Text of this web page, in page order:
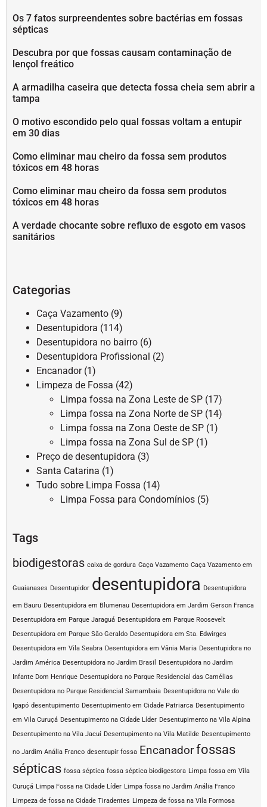
Os 7 fatos surpreendentes sobre bactérias em fossas
sépticas
Descubra por que fossas causam contaminação de
lençol freático
A armadilha caseira que detecta fossa cheia sem abrir a
tampa
O motivo escondido pelo qual fossas voltam a entupir
em 30 dias
Como eliminar mau cheiro da fossa sem produtos
tóxicos em 48 horas
Como eliminar mau cheiro da fossa sem produtos
tóxicos em 48 horas
A verdade chocante sobre refluxo de esgoto em vasos
sanitários
Categorias
Caça Vazamento (9)
Desentupidora (114)
Desentupidora no bairro (6)
Desentupidora Profissional (2)
Encanador(1)
Limpeza de Fossa (42)
Limpa fossa na Zona Leste de SP (17)
Limpa fossa na Zona Norte de SP (14)
Limpa fossa na Zona Oeste de SP (1)
Limpa fossa na Zona Sul de SP (1)
Preço de desentupidora (3)
Santa Catarina (1)
Tudo sobre Limpa Fossa (14)
Limpa Fossa para Condomínios (5)
Tags
biodigestoras caixa de gordura Caça Vazamento Caça Vazamento em
Guaianases Desentupidor desentupidora Desentupidora
em Bauru Desentupidora em Blumenau Desentupidora em Jardim Gerson Franca
Desentupidora em Parque Jaraguá Desentupidora em Parque Roosevelt
Desentupidora em Parque São Geraldo Desentupidora em Sta. Edwirges
Desentupidora em Vila Seabra Desentupidora em Vânia Maria Desentupidora no
Jardim América Desentupidora no Jardim Brasil
Desentupidora no Jardim
Infante Dom Henrique Desentupidora no Parque Residencial das Camélias
Desentupidora no Parque Residencial Samambaia Desentupidora no Vale do
Igapó desentupimento Desentupimento em Cidade Patriarca Desentupimento
em Vila Curuçá Desentupimento na Cidade Líder Desentupimento na Vila Alpina
Desentupimento na Vila Jacuí Desentupimento na Vila Matilde Desentupimento
no Jardim Anália Franco desentupir fossa Encanadorfossas
sépticas fossa séptica fossa séptica biodigestora Limpa fossa em Vila
Curuçá Limpa Fossa na Cidade Líder Limpa fossa no Jardim Anália Franco
Limpeza de fossa na Cidade Tiradentes Limpeza de fossa na Vila Formosa